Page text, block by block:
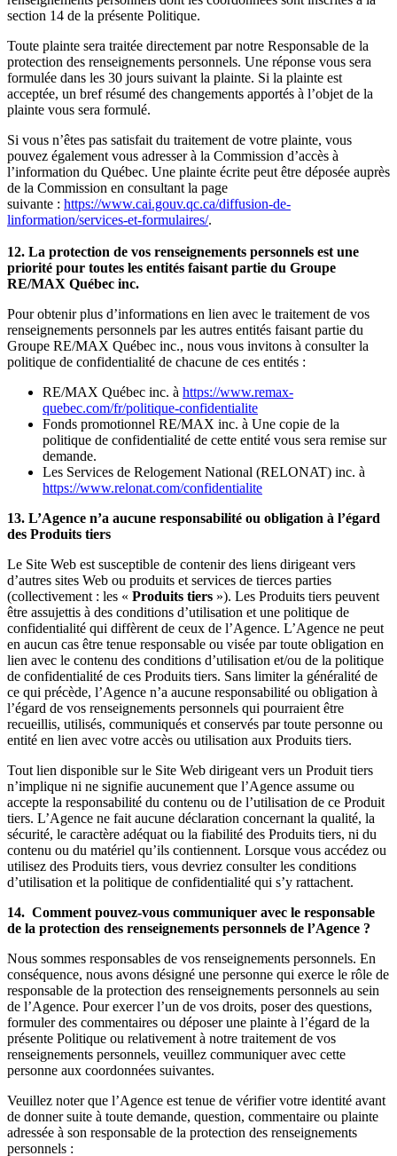
section 14 de la présente Politique.
Toute plainte sera traitée directement par notre Responsable de la
protection des renseignements personnels. Une réponse vous sera
formulée dans les 30 jours suivant la plainte. Si la plainte est
acceptée, un bref résumé des changements apportés à l’objet de la
plainte vous sera formulé.
Si vous n’êtes pas satisfait du traitement de votre plainte, vous
pouvez également vous adresser à la Commission d’accès à
l’information du Québec. Une plainte écrite peut être déposée auprès
de la Commission en consultant la page
suivante : https://www.cai.gouv.qc.ca/diffusion-de-
linformation/services-et-formulaires/.
12. La protection de vos renseignements personnels est une
priorité pour toutes les entités faisant partie du Groupe
RE/MAX Québec inc.
Pour obtenir plus d’informations en lien avec le traitement de vos
renseignements personnels par les autres entités faisant partie du
Groupe RE/MAX Québec inc., nous vous invitons à consulter la
politique de confidentialité de chacune de ces entités :
RE/MAX Québec inc. à https://www.remax-
quebec.com/fr/politique-confidentialite
Fonds promotionnel RE/MAX inc. à Une copie de la
politique de confidentialité de cette entité vous sera remise sur
demande.
Les Services de Relogement National (RELONAT) inc. à
https://www.relonat.com/confidentialite
13. L’Agence n’a aucune responsabilité ou obligation à l’égard
des Produits tiers
Le Site Web est susceptible de contenir des liens dirigeant vers
d’autres sites Web ou produits et services de tierces parties
(collectivement : les « Produits tiers »). Les Produits tiers peuvent
être assujettis à des conditions d’utilisation et une politique de
confidentialité qui diffèrent de ceux de l’Agence. L’Agence ne peut
en aucun cas être tenue responsable ou visée par toute obligation en
lien avec le contenu des conditions d’utilisation et/ou de la politique
de confidentialité de ces Produits tiers. Sans limiter la généralité de
ce qui précède, l’Agence n’a aucune responsabilité ou obligation à
l’égard de vos renseignements personnels qui pourraient être
recueillis, utilisés, communiqués et conservés par toute personne ou
entité en lien avec votre accès ou utilisation aux Produits tiers.
Tout lien disponible sur le Site Web dirigeant vers un Produit tiers
n’implique ni ne signifie aucunement que l’Agence assume ou
accepte la responsabilité du contenu ou de l’utilisation de ce Produit
tiers. L’Agence ne fait aucune déclaration concernant la qualité, la
sécurité, le caractère adéquat ou la fiabilité des Produits tiers, ni du
contenu ou du matériel qu’ils contiennent. Lorsque vous accédez ou
utilisez des Produits tiers, vous devriez consulter les conditions
d’utilisation et la politique de confidentialité qui s’y rattachent.
14. Comment pouvez-vous communiquer avec le responsable
de la protection des renseignements personnels de l’Agence ?
Nous sommes responsables de vos renseignements personnels. En
conséquence, nous avons désigné une personne qui exerce le rôle de
responsable de la protection des renseignements personnels au sein
de l’Agence. Pour exercer l’un de vos droits, poser des questions,
formuler des commentaires ou déposer une plainte à l’égard de la
présente Politique ou relativement à notre traitement de vos
renseignements personnels, veuillez communiquer avec cette
personne aux coordonnées suivantes.
Veuillez noter que l’Agence est tenue de vérifier votre identité avant
de donner suite à toute demande, question, commentaire ou plainte
adressée à son responsable de la protection des renseignements
personnels :